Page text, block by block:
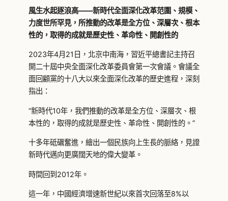
風生水起逐浪高——新時代全面深化改革范圍、規模、
力度世所罕見，所推動的改革是全方位、深層次、根本
性的，取得的成就是歷史性、革命性、開創性的
2023年4月21日，北京中南海，習近平總書記主持召
開二十屆中央全面深化改革委員會第一次會議。會議全
面回顧黨的十八大以來全面深化改革的歷史進程，深刻
指出：
“新時代10年，我們推動的改革是全方位、深層次、根
本性的，取得的成就是歷史性、革命性、開創性的。”
十多年砥礪奮進，繪出一個民族向上生長的脈絡，見證
新時代邁向更廣闊天地的偉大變革。
時間回到2012年。
這一年，中國經濟增速新世紀以來首次回落至8%以